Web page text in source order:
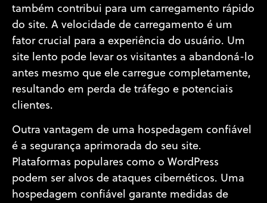
também contribui para um carregamento rápido
do site. A velocidade de carregamento é um
fator crucial para a experiência do usuário. Um
site lento pode levar os visitantes a abandoná-lo
antes mesmo que ele carregue completamente,
resultando em perda de tráfego e potenciais
clientes.
Outra vantagem de uma hospedagem confiável
é a segurança aprimorada do seu site.
Plataformas populares como o WordPress
podem ser alvos de ataques cibernéticos. Uma
hospedagem confiável garante medidas de